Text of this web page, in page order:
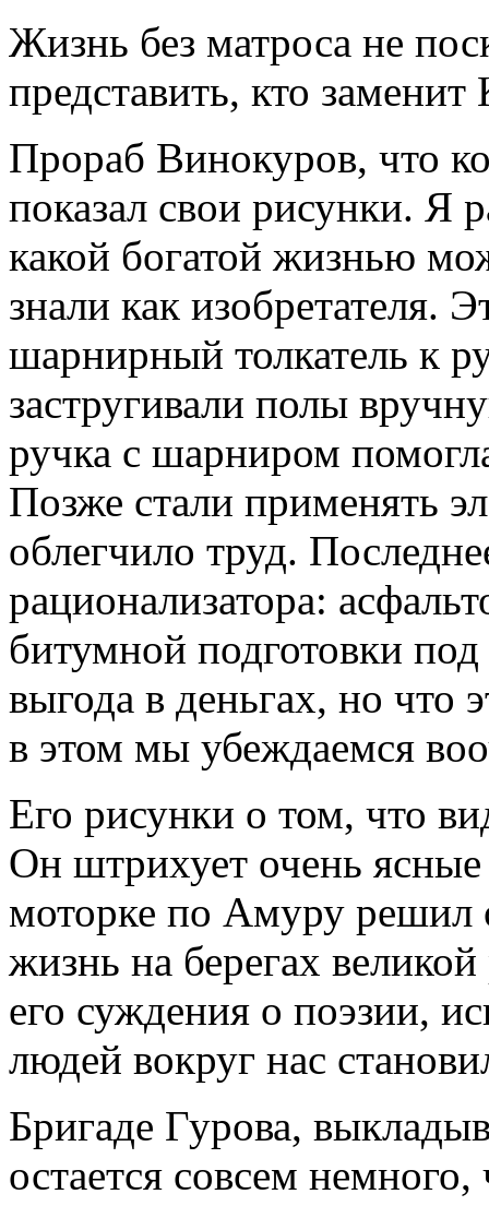
Жизнь без матроса не
представить, кто
Прораб Винокуров, что
показал свои рисунки. Я
какой богатой жизнью
знали как изобретателя.
шарнирный толкатель к
застругивали полы
ручка с шарниром
Позже стали применять
облегчило труд.
рационализатора:
битумной подготовки
выгода в деньгах, но что
в этом мы убеждаемся
Его рисунки о том, что
Он штрихует очень
моторке по Амуру решил
жизнь на берегах
его суждения о поэзии,
людей вокруг нас
Бригаде Гурова,
остается совсем